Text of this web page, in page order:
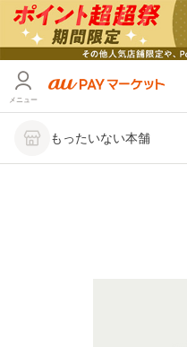
メニュー
もったいない本舗